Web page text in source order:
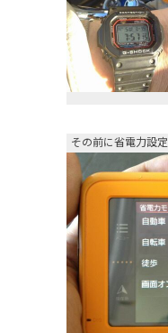
その前に省電力設定